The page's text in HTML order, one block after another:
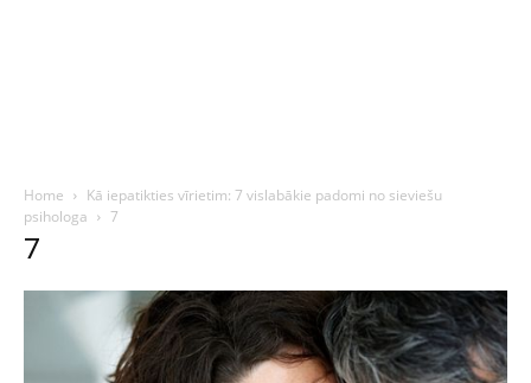
Home
Kā iepatikties vīrietim: 7 vislabākie padomi no sieviešu
psihologa
7
7